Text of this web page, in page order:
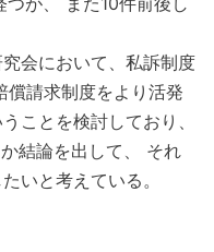
会において、私訴制度
償請求制度をより活発
ことを検討しており、
結論を出して、 それ
いと考えている。